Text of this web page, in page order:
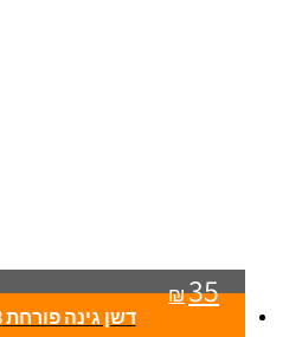
₪35
דשן גינה פורחת 3 ק"ג